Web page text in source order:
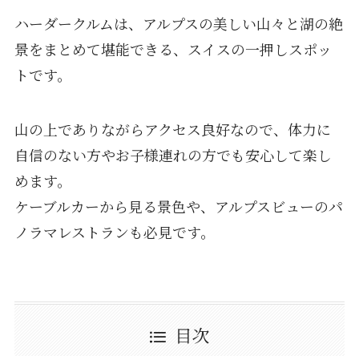
ハーダークルムは、アルプスの美しい山々と湖の絶
景をまとめて堪能できる、スイスの一押しスポッ
トです。
山の上でありながらアクセス良好なので、体力に
自信のない方やお子様連れの方でも安心して楽し
めます。
ケーブルカーから見る景色や、アルプスビューのパ
ノラマレストランも必見です。
目次